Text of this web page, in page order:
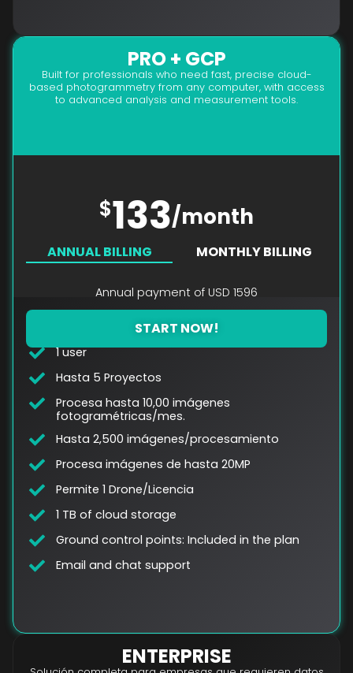
PRO + GCP
Built for professionals who need fast, precise cloud-
based photogrammetry from any computer, with access
to advanced analysis and measurement tools.
ANNUAL BILLING MONTHLY BILLING
Annual payment of USD 1596
$133/month
START NOW!
1 user
Hasta 5 Proyectos
Procesa hasta 10,00 imágenes
fotogramétricas/mes.
Hasta 2,500 imágenes/procesamiento
Procesa imágenes de hasta 20MP
Permite 1 Drone/Licencia
1 TB of cloud storage
Ground control points: Included in the plan
Email and chat support
ENTERPRISE